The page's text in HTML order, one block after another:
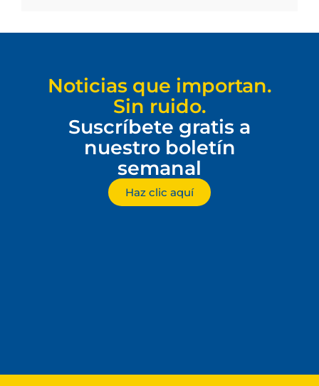
Noticias que importan.
Sin ruido.
Suscríbete gratis a
nuestro boletín
semanal
Haz clic aquí